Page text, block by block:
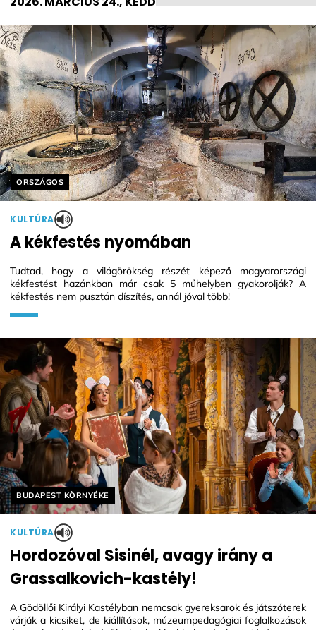
Helyszín címkék:
ORSZÁGOS
KULTÚRA
A kékfestés nyomában
Tudtad, hogy a világörökség részét képező magyarországi
kékfestést hazánkban már csak 5 műhelyben gyakorolják? A
kékfestés nem pusztán díszítés, annál jóval több!
Helyszín címkék:
BUDAPEST KÖRNYÉKE
KULTÚRA
Hordozóval Sisinél, avagy irány a
Grassalkovich-kastély!
A Gödöllői Királyi Kastélyban nemcsak gyereksarok és játszóterek
várják a kicsiket, de kiállítások, múzeumpedagógiai foglalkozások